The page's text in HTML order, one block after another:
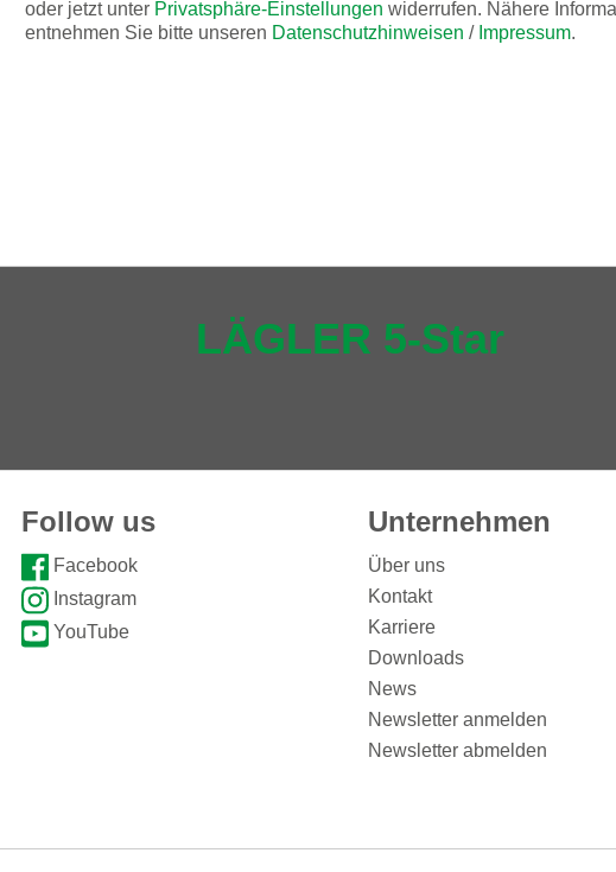
LÄGLER 5-Star
Follow us
Facebook
Instagram
YouTube
Unternehmen
Über uns
Kontakt
Karriere
Downloads
News
Newsletter anmelden
Newsletter abmelden
oder jetzt unter Privatsphäre-Einstellungen widerrufen. Nähere
entnehmen Sie bitte unseren Datenschutzhinweisen / Impressum.